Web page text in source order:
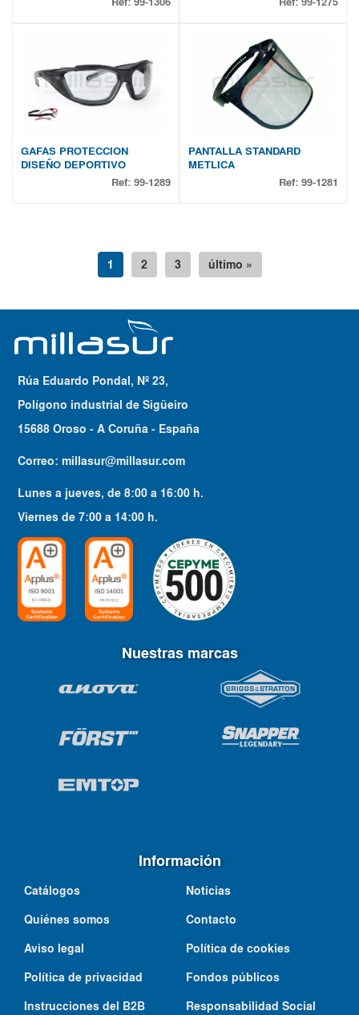
GAFAS PROTECCION
DISEÑO DEPORTIVO
Ref: 99-1289
PANTALLA STANDARD
METLICA
Ref: 99-1281
1 2 3 último »
Rúa Eduardo Pondal, Nº 23,
Polígono industrial de Sigüeiro
15688 Oroso - A Coruña - España
Correo:millasur@millasur.com
Lunes a jueves, de8:00 a 16:00 h.
Viernes de7:00 a 14:00 h.
Nuestras marcas
Información
Catálogos
Noticias
Quiénes somos
Contacto
Aviso legal
Política de cookies
Política de privacidad
Fondos públicos
Instrucciones del B2B
Responsabilidad Social